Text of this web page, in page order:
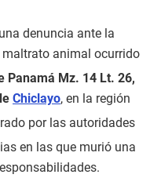
denuncia ante la
animal ocurrido
Panamá Mz. 14 Lt. 26,
Chiclayo, en la región
por las autoridades
en las que murió una